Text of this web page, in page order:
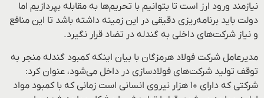
نیازمند ورود ارز است تا بتوانیم با تحریم‌ها به مقابله بپردازیم اما
دولت باید برنامه‌ریزی دقیقی در این زمینه داشته باشد تا این منافع
و نیاز شرکت‌های داخلی به گندله در تضاد قرار نگیرد.
مدیرعامل شرکت فولاد هرمزگان با بیان اینکه کمبود گندله منجر به
توقف تولید شرکت‌های فولادسازی در داخل می‌شود، عنوان کرد:
شرکتی که دارای ۱۰ هزار نیروی انسانی است زمانی که با کمبود مواد